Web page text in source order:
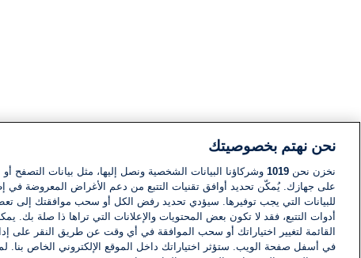
نحن نهتم بخصوصيتك
نخزن نحن 1019 وشركاؤنا البيانات الشخصية ونصل إليها، مثل بيانات التصفح أو
على جهازك. يُمكّن تحديد أوافق تقنيات التتبع من دعم الأغراض المعروضة في
للبيانات التي يجب توفيرها. سيؤدي تحديد رفض الكل أو سحب موافقتك إلى
أدوات التتبع، فقد لا تكون بعض المحتويات والإعلانات التي تراها ذا صلة بك.
القائمة لتغيير اختياراتك أو سحب الموافقة في أي وقت عن طريق النقر على
في أسفل صفحة الويب. ستؤثر اختياراتك داخل الموقع الإلكتروني الخاص بنا.